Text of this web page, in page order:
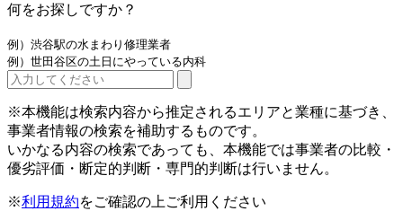
何をお探しですか？
例）渋谷駅の水まわり修理業者
例）世田谷区の土日にやっている内科
※本機能は検索内容から推定されるエリアと業種に基づき、
事業者情報の検索を補助するものです。
いかなる内容の検索であっても、本機能では事業者の比較・
優劣評価・断定的判断・専門的判断は行いません。
※利用規約をご確認の上ご利用ください